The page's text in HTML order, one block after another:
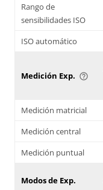
Rango de
sensibilidades ISO
ISO automático
Medición Exp. help_outline
Medición matricial
Medición central
Medición puntual
Modos de Exp.